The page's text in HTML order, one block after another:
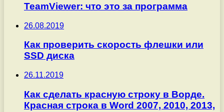
TeamViewer: что это за программа
26.08.2019
Как проверить скорость флешки или
SSD диска
26.11.2019
Как сделать красную строку в Ворде.
Красная строка в Word 2007, 2010, 2013,